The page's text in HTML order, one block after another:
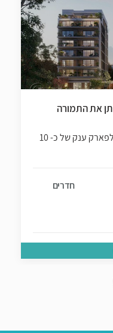
את התמורה
בצפון מערב צהלון הירוקה, בצמוד לפארק ענק של כ- 10
חדרים